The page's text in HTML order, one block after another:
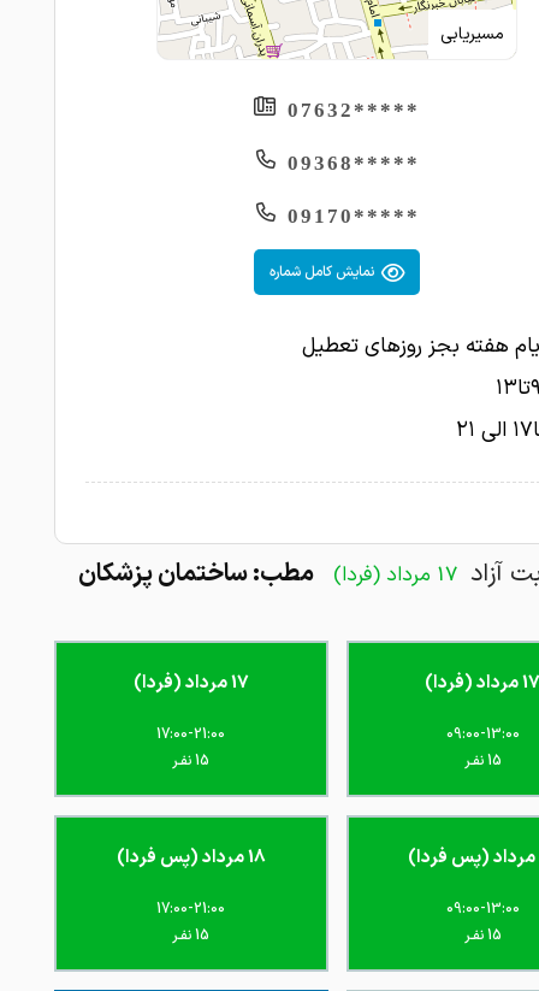
آزاد 17 مرداد (فردا) مطب: ساختمان پزشکان
(فردا)
09:00-13:00
15 نفـر
17 مرداد (فردا)
17:00-21:00
15 نفـر
09:00-13:00
15 نفـر
18 مرداد (پس فردا)
17:00-21:00
15 نفـر
مسیریابی
*****07632
*****09368
*****09170
نمایش کامل شماره
هفته بجز روزهای تعطیل